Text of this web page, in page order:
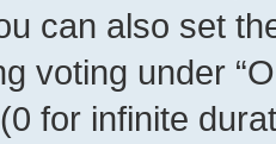
can also set
voting under
for infinite